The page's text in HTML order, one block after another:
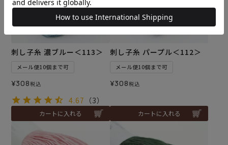
刺し子糸 濃ブルー＜113＞
メール便10個まで可
¥308税込
4.67 （3）
カートに入れる
刺し子糸 パープル＜112＞
メール便10個まで可
¥308税込
カートに入れる